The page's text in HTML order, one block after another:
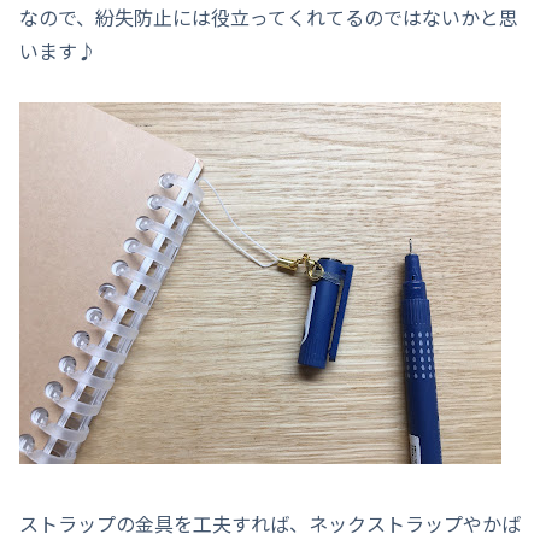
なので、紛失防止には役立ってくれてるのではないかと思
います♪
ストラップの金具を工夫すれば、ネックストラップやかば